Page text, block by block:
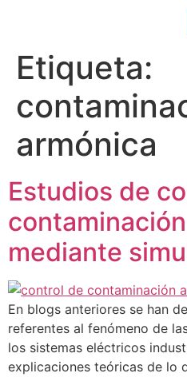
Etiqueta:
armónica
Estudios de
mediante
En blogs anteriores se han
referentes al fenómeno de
los sistemas eléctricos
explicaciones teóricas de lo